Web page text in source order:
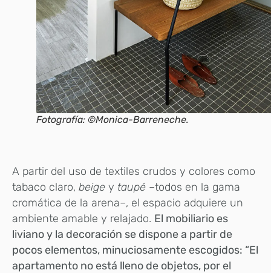
Fotografía: ©Monica-Barreneche.
A partir del uso de textiles crudos y colores como
tabaco claro, beige y taupé –todos en la gama
cromática de la arena–, el espacio adquiere un
ambiente amable y relajado. El mobiliario es
liviano y la decoración se dispone a partir de
pocos elementos, minuciosamente escogidos: “El
apartamento no está lleno de objetos, por el